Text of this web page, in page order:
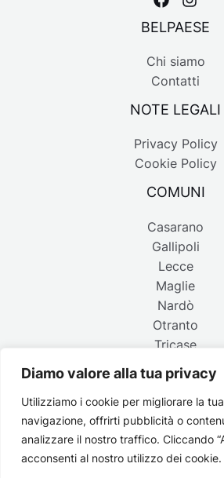
Diamo valore alla tua privacy
Utilizziamo i cookie per migliorare la
navigazione, offrirti pubblicità o
analizzare il nostro traffico. Cliccando
acconsenti al nostro utilizzo dei cookie.
BELPAESE
Chi siamo
Contatti
NOTE LEGALI
Privacy Policy
Cookie Policy
COMUNI
Casarano
Gallipoli
Lecce
Maglie
Nardò
Otranto
Tricase
Copyright © 2026 Belpaese |
Salento - P.IVA 4637850753 - Testata